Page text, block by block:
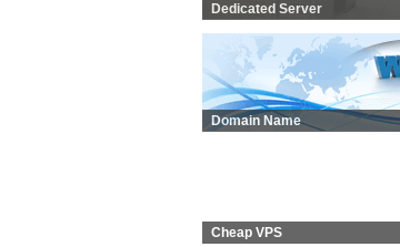
Dedicated Server
Domain Name
Cheap VPS